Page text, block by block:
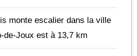
monte escalier dans la ville
de-Joux est à 13,7 km